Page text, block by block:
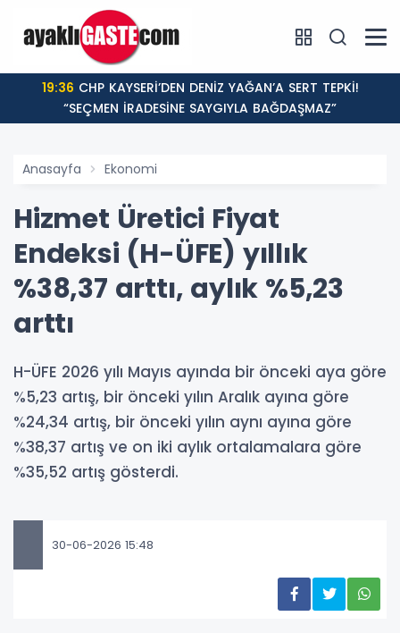
19:36
“SEÇMEN İRADESİNE SAYGIYLA BAĞDAŞMAZ”
Anasayfa Ekonomi
Hizmet Üretici Fiyat
Endeksi (H-ÜFE) yıllık
%38,37 arttı, aylık %5,23
arttı
H-ÜFE 2026 yılı Mayıs ayında bir önceki aya göre
%5,23 artış, bir önceki yılın Aralık ayına göre
%24,34 artış, bir önceki yılın aynı ayına göre
%38,37 artış ve on iki aylık ortalamalara göre
%35,52 artış gösterdi.
30-06-2026 15:48